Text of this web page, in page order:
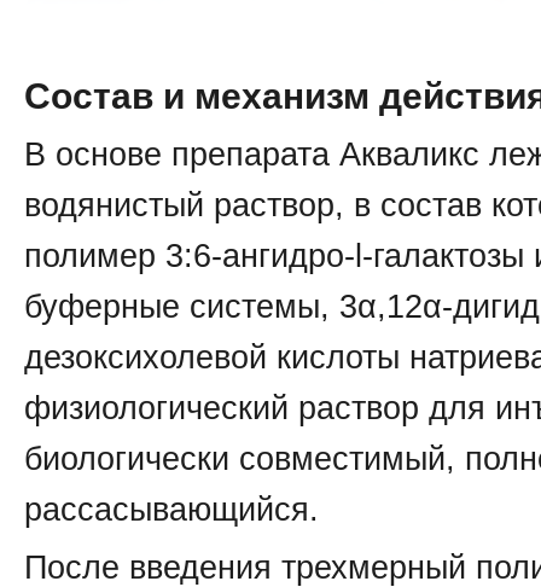
Состав и механизм
В основе препарата Акваликс
водянистый раствор, в состав
полимер 3:6-ангидро-l-галактозы
буферные системы, 3α,12α-
дезоксихолевой кислоты
физиологический раствор для
биологически совместимый,
рассасывающийся.
После введения трехмерный